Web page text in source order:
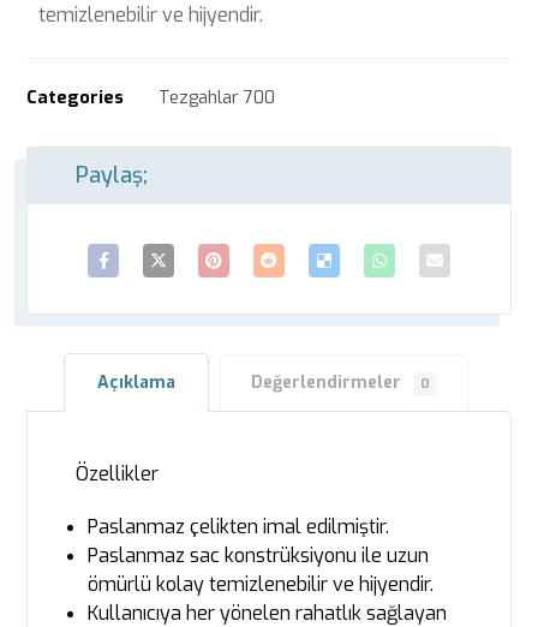
temizlenebilir ve hijyendir.
Categories Tezgahlar 700
Açıklama Değerlendirmeler 0
Özellikler
Paslanmaz çelikten imal edilmiştir.
Paslanmaz sac konstrüksiyonu ile uzun
ömürlü kolay temizlenebilir ve hijyendir.
Kullanıcıya her yönelen rahatlık sağlayan